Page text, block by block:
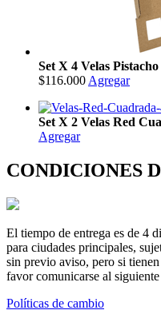
Set X 4 Velas
$116.000 Agregar
Set X 2 Velas Red
Agregar
CONDICIONES
El tiempo de entrega es de 4
para ciudades principales,
sin previo aviso, pero si
favor comunicarse al
Políticas de cambio